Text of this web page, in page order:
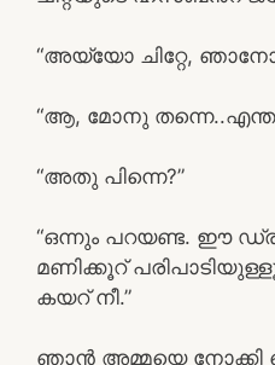
“അയ്യോ ചിറ്റേ,
“ആ, മോനു തന്നെ..എന്താ
“അതു പിന്നെ?”
“ഒന്നും പറയണ്ട. ഈ
മണിക്കൂറ്
കയറ് നീ.”
ഞാൻ അമ്മയെ നോക്കി